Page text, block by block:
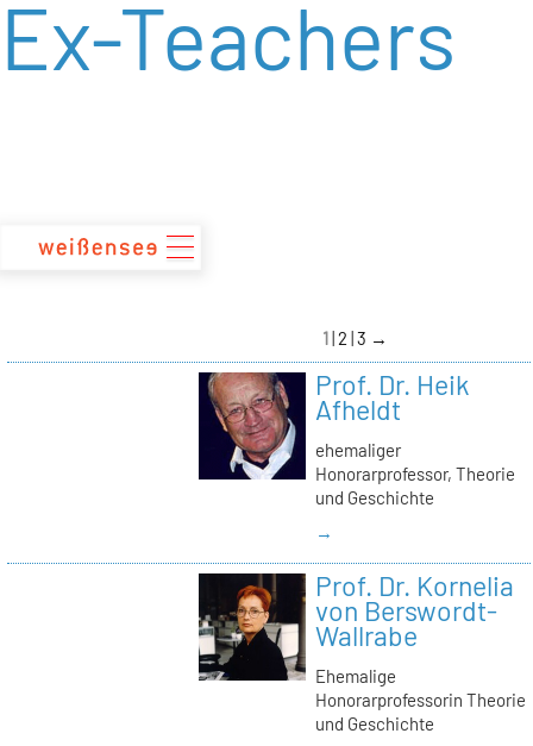
zum
Inhalt
Ex-Teachers
1 2 3 →
Prof. Dr. Heik
Afheldt
ehemaliger
Honorarprofessor, Theorie
und Geschichte
→
Prof. Dr. Kornelia
von Berswordt-
Wallrabe
Ehemalige
Honorarprofessorin Theorie
und Geschichte